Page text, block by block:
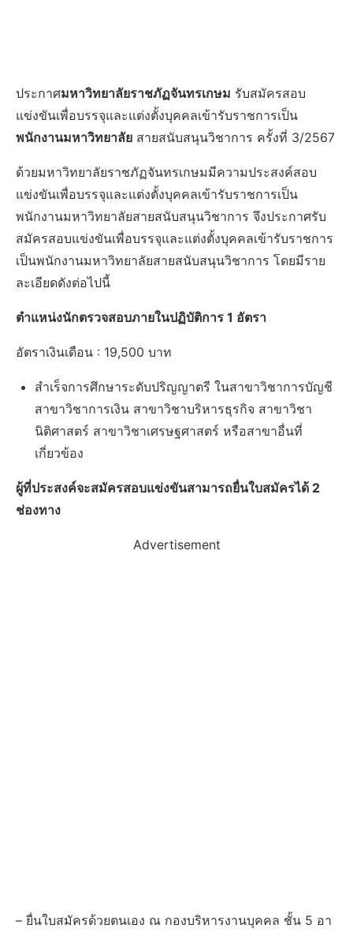
ประกาศมหาวิทยาลัยราชภัฏจันทรเกษม รับสมัครสอบ
แข่งขันเพื่อบรรจุและแต่งตั้งบุคคลเข้ารับราชการเป็น
พนักงานมหาวิทยาลัย สายสนับสนุนวิชาการ ครั้งที่ 3/2567
ด้วยมหาวิทยาลัยราชภัฏจันทรเกษมมีความประสงค์สอบ
แข่งขันเพื่อบรรจุและแต่งตั้งบุคคลเข้ารับราชการเป็น
พนักงานมหาวิทยาลัยสายสนับสนุนวิชาการ จึงประกาศรับ
สมัครสอบแข่งขันเพื่อบรรจุและแต่งตั้งบุคคลเข้ารับราชการ
เป็นพนักงานมหาวิทยาลัยสายสนับสนุนวิชาการ โดยมีราย
ละเอียดดังต่อไปนี้
ตำแหน่งนักตรวจสอบภายในปฏิบัติการ 1 อัตรา
อัตราเงินเดือน : 19,500 บาท
สำเร็จการศึกษาระดับปริญญาตรี ในสาขาวิชาการบัญชี
สาขาวิชาการเงิน สาขาวิชาบริหารธุรกิจ สาขาวิชา
นิติศาสตร์ สาขาวิชาเศรษฐศาสตร์ หรือสาขาอื่นที่
เกี่ยวข้อง
ผู้ที่ประสงค์จะสมัครสอบแข่งขันสามารถยื่นใบสมัครได้ 2
ช่องทาง
Advertisement
– ยื่นใบสมัครด้วยตนเอง ณ กองบริหารงานบุคคล ชั้น 5 อา